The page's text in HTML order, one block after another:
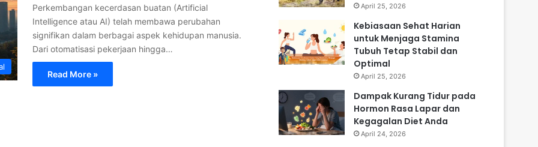
Perkembangan kecerdasan buatan (Artificial
Intelligence atau AI) telah membawa perubahan
signifikan dalam berbagai aspek kehidupan manusia.
Dari otomatisasi pekerjaan hingga…
Read More »
April 25, 2026
Kebiasaan Sehat Harian
untuk Menjaga Stamina
Tubuh Tetap Stabil dan
Optimal
April 25, 2026
Dampak Kurang Tidur pada
Hormon Rasa Lapar dan
Kegagalan Diet Anda
April 24, 2026